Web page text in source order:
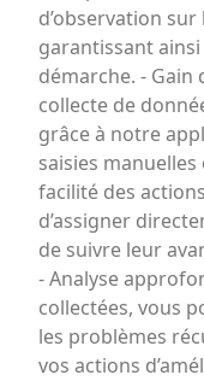
d’observation sur
garantissant
démarche. - Gain
collecte de
grâce à notre
saisies manuelles
facilité des
d’assigner
de suivre leur
- Analyse
collectées, vous
les problèmes
vos actions